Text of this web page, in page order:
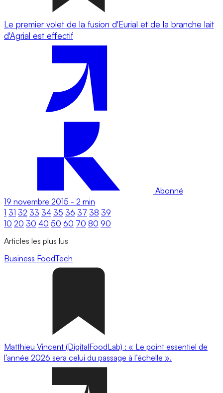
Le premier volet de la fusion d'Eurial et de la branche lait
d'Agrial est effectif
Abonné
19 novembre 2015 - 2 min
1 31 32 33 34 35 36 37 38 39
10 20 30 40 50 60 70 80 90
Articles les plus lus
Business FoodTech
Matthieu Vincent (DigitalFoodLab) : « Le point essentiel de
l’année 2026 sera celui du passage à l’échelle ».